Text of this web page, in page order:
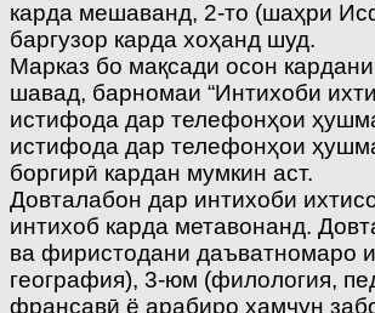
карда мешаванд, 2-то (шаҳри
баргузор карда хоҳанд шуд.
Марказ бо мақсади осон
шавад, барномаи “Интихоби
истифода дар телефонҳои
истифода дар телефонҳои
боргирӣ кардан мумкин аст.
Довталабон дар интихоби
интихоб карда метавонанд.
ва фиристодани даъватномаро
география), 3-юм (филология,
франсавӣ ё арабиро ҳамчун